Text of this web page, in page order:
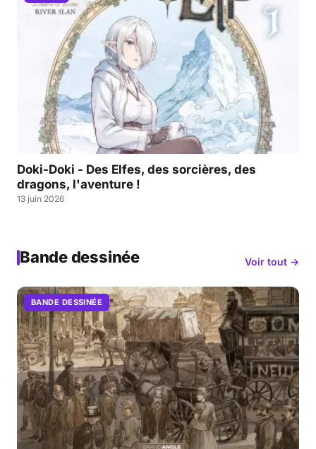
Doki-Doki - Des Elfes, des sorcières, des
dragons, l'aventure !
13 juin 2026
Bande dessinée Voir tout →
BANDE DESSINÉE